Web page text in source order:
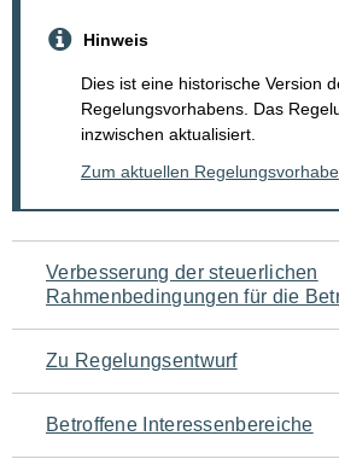
Hinweis
Dies ist eine historische Version
Regelungsvorhabens. Das
inzwischen aktualisiert.
Zum aktuellen
Navigation
für
den
Seiteninhalt
Verbesserung der steuerlichen
Rahmenbedingungen für die
Zu Regelungsentwurf
Betroffene Interessenbereiche